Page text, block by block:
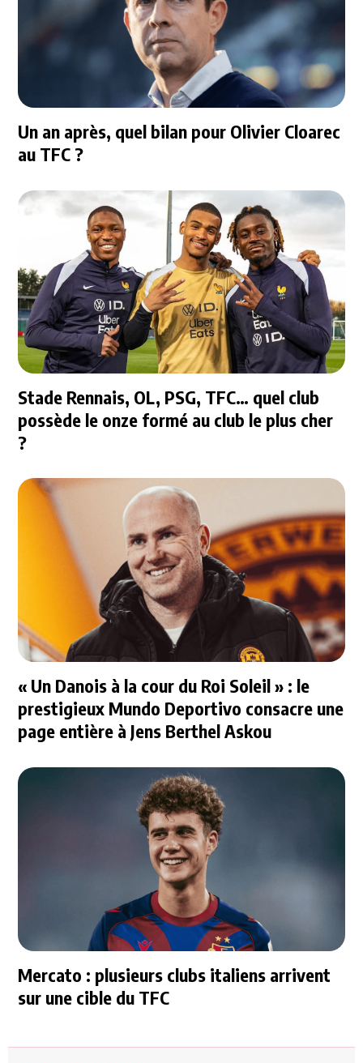
Un an après, quel bilan pour Olivier Cloarec
au TFC ?
Stade Rennais, OL, PSG, TFC… quel club
possède le onze formé au club le plus cher
?
« Un Danois à la cour du Roi Soleil » : le
prestigieux Mundo Deportivo consacre une
page entière à Jens Berthel Askou
Mercato : plusieurs clubs italiens arrivent
sur une cible du TFC